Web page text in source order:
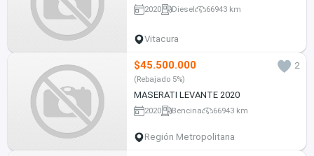
2020 Diesel 66943 km
Vitacura
$45.500.000 2
(Rebajado 5%)
MASERATI LEVANTE 2020
2020 Bencina 66943 km
Región Metropolitana